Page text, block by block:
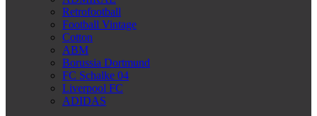
Retrofootball
Football Vintage
Cotton
ABM
Borussia Dortmund
FC Schalke 04
Liverpool FC
ADIDAS